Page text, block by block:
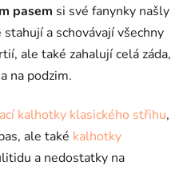
c
í
p
r
y
v
ý
pasem si své fanynky našly
a schovávají všechny
ale také zahalují celá záda,
na podzim.
kalhotky klasického střihu,
ale také kalhotky
a nedostatky na